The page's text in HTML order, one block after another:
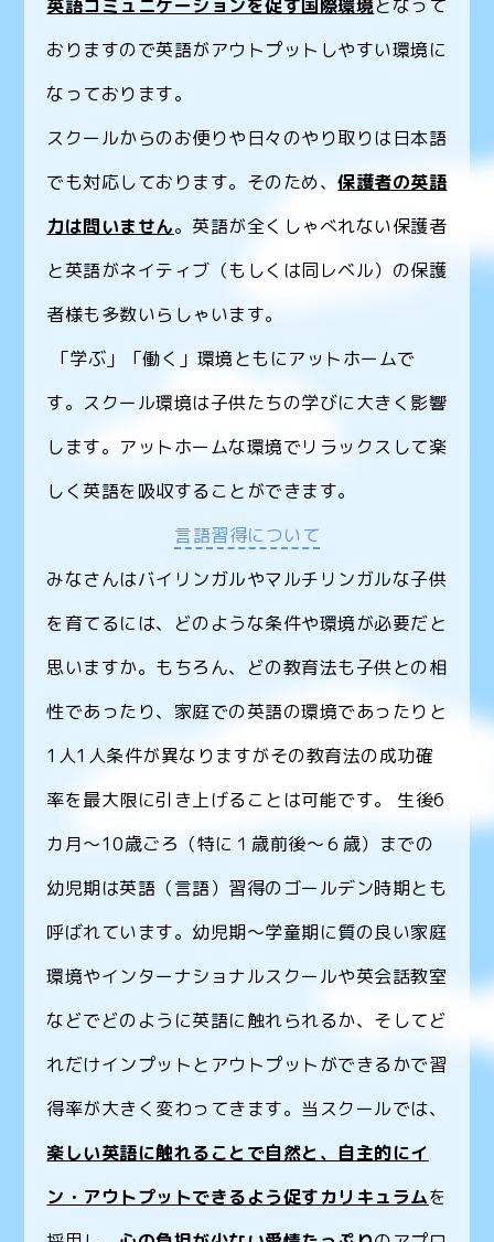
英語コミュニケーションを促す国際環境となって
おりますので英語がアウトプットしやすい環境に
なっております。
スクールからのお便りや日々のやり取りは日本語
でも対応しております。そのため、保護者の英語
力は問いません。英語が全くしゃべれない保護者
と英語がネイティブ（もしくは同レベル）の保護
者様も多数いらしゃいます。
「学ぶ」「働く」環境ともにアットホームで
す。スクール環境は子供たちの学びに大きく影響
します。アットホームな環境でリラックスして楽
しく英語を吸収することができます。
言語習得について
みなさんはバイリンガルやマルチリンガルな子供
を育てるには、どのような条件や環境が必要だと
思いますか。もちろん、どの教育法も子供との相
性であったり、家庭での英語の環境であったりと
1人1人条件が異なりますがその教育法の成功確
率を最大限に引き上げることは可能です。 生後6
カ月〜10歳ごろ（特に１歳前後～６歳）までの
幼児期は英語（言語）習得のゴールデン時期とも
呼ばれています。幼児期〜学童期に質の良い家庭
環境やインターナショナルスクールや英会話教室
などでどのように英語に触れられるか、そしてど
れだけインプットとアウトプットができるかで習
得率が大きく変わってきます。当スクールでは、
楽しい英語に触れることで自然と、自主的にイ
ン・アウトプットできるよう促すカリキュラムを